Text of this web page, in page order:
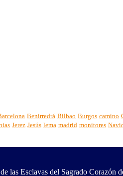
Benirredrá Bilbao Burgos camino
Jerez Jesús lema madrid monitores
las Esclavas del Sagrado Corazón